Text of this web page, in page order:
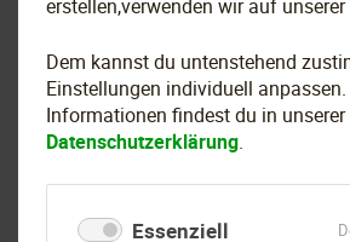
erstellen,verwenden wir auf unserer
Dem kannst du untenstehend
Einstellungen individuell anpassen.
Informationen findest du in unserer
Datenschutzerklärung.
Essenziell
Gartenanlage
gesammelt - eine
der EDG